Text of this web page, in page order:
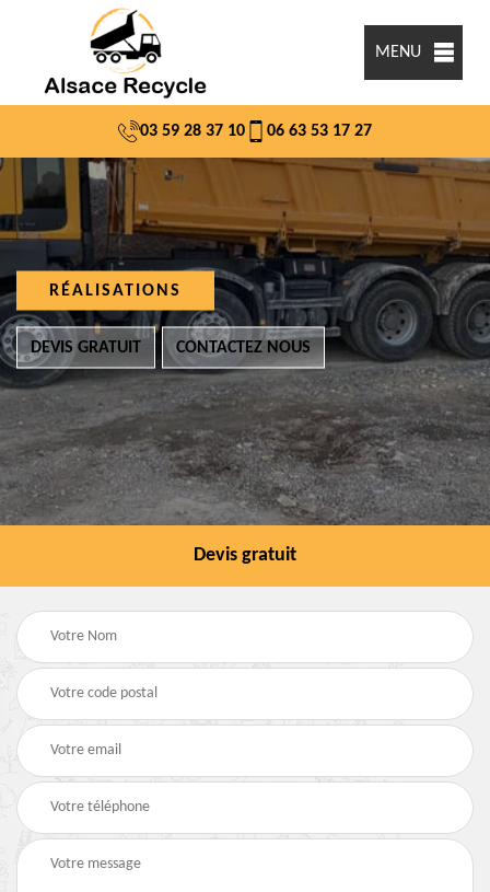
MENU
03 59 28 37 10 06 63 53 17 27
RÉALISATIONS
DEVIS GRATUIT CONTACTEZ NOUS
Devis gratuit